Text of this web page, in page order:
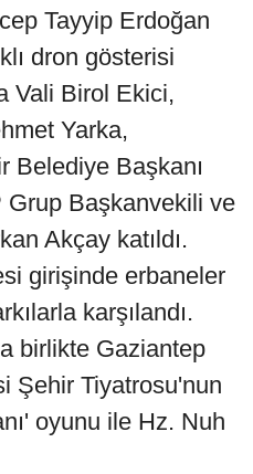
Tayyip Erdoğan
dron gösterisi
Vali Birol Ekici,
Yarka,
Belediye Başkanı
Başkanvekili ve
Akçay katıldı.
girişinde erbaneler
karşılandı.
birlikte Gaziantep
Şehir Tiyatrosu'nun
oyunu ile Hz. Nuh